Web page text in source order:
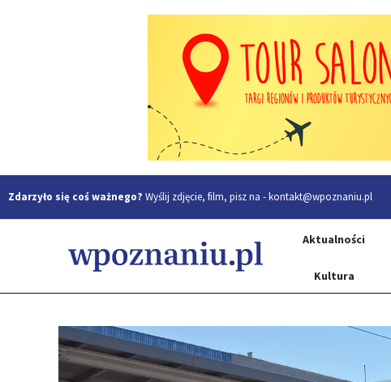
Zdarzyło się coś ważnego? Wyślij zdjęcie, film, pisz na -kontakt@wpoznaniu.pl
Aktualności
Kultura